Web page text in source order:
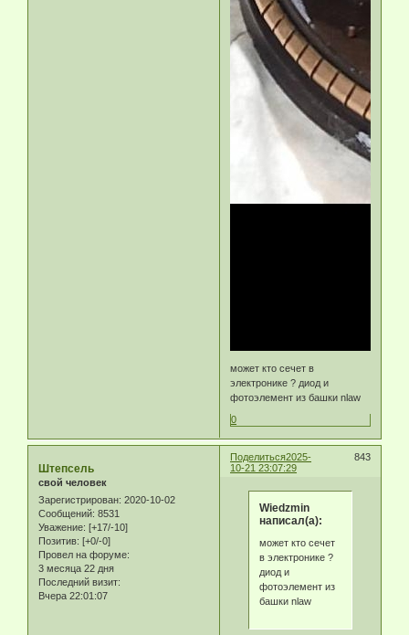
может кто сечет в
электронике ? диод и
фотоэлемент из башки nlaw
0
Поделиться 843
2025-
10-21 23:07:29
Штепсель
свой человек
Зарегистрирован: 2020-10-02
Сообщений: 8531
Уважение: [+17/-10]
Позитив: [+0/-0]
Провел на форуме:
3 месяца 22 дня
Последний визит:
Вчера 22:01:07
Wiedzmin
написал(а):
может кто сечет
в электронике ?
диод и
фотоэлемент из
башки nlaw